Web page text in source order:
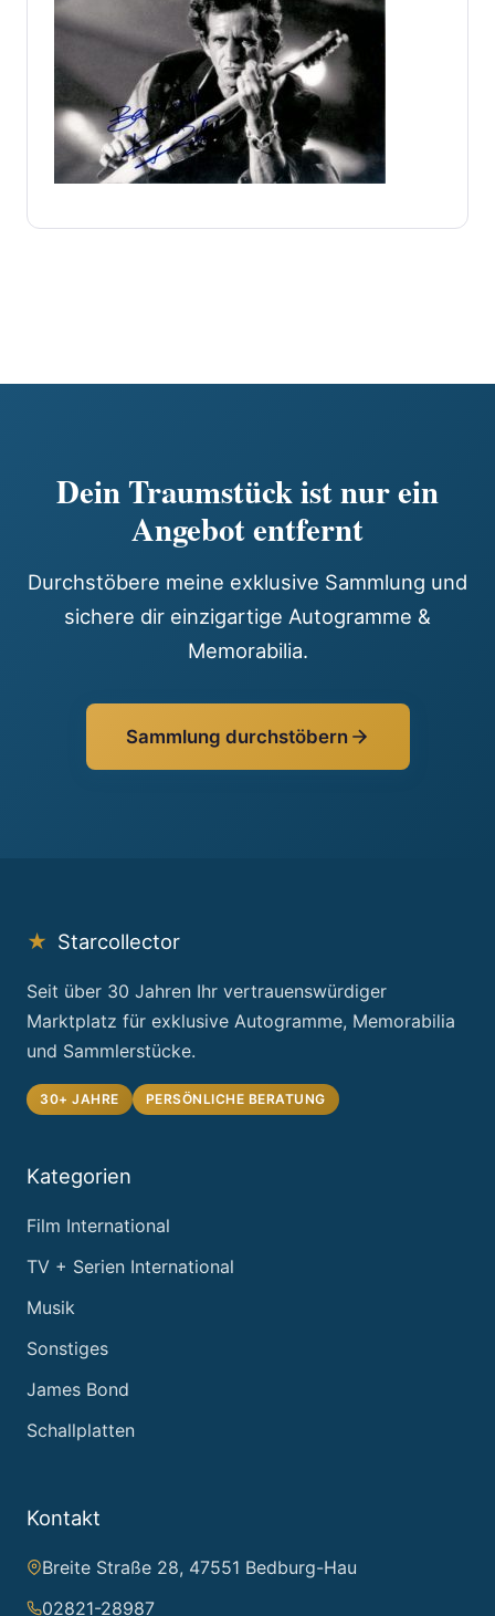
Dein Traumstück ist nur ein
Angebot entfernt
Durchstöbere meine exklusive Sammlung und
sichere dir einzigartige Autogramme &
Memorabilia.
Sammlung durchstöbern
★ Starcollector
Seit über 30 Jahren Ihr vertrauenswürdiger
Marktplatz für exklusive Autogramme, Memorabilia
und Sammlerstücke.
30+ JAHRE PERSÖNLICHE BERATUNG
Kategorien
Film International
TV + Serien International
Musik
Sonstiges
James Bond
Schallplatten
Kontakt
Breite Straße 28, 47551 Bedburg-Hau
02821-28987